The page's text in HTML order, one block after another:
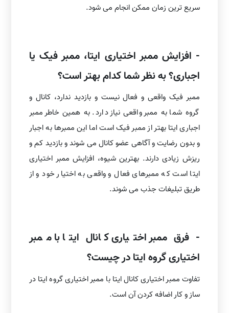
سریع ترین زمان ممکن انجام می شود.
- افزایش ممبر اختیاری ایتا، ممبر فیک یا
اجباری؟ به نظر شما کدام بهتر است؟
ممبر فیک واقعی و فعال نیست و بازدید ندارد، کانال و
گروه شما به ممبر واقعی نیاز دارد. به همین خاطر ممبر
اجباری ایتا بهتر از ممبر فیک است اما این ممبرها به اجبار
و بدون رضایت و آگاهی عضو کانال می شوند و بازدید کم و
ریزش زیادی دارند. بهترین شیوه، افزایش ممبر اختیاری
ایتا است که ممبرهای فعال و واقعی به اختیار خود و از
طریق تبلیغات جذب می شوند.
- فرق ممبر اختیاری کانال ایتا با ممبر
اختیاری گروه ایتا در چیست؟
تفاوت ممبر اختیاری کانال ایتا با ممبر اختیاری گروه ایتا در
ساز و کار اضافه کردن آن است.